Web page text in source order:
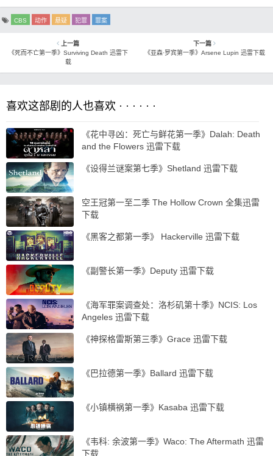
CBS 动作 悬疑 犯罪 罪案
上一篇
《死而不亡第一季》Surviving Death 迅雷下
载
下一篇
《亚森·罗宾第一季》Arsene Lupin 迅雷下载
喜欢这部剧的人也喜欢 · · · · · ·
《花中寻凶：死亡与鲜花第一季》Dalah: Death
and the Flowers 迅雷下载
《设得兰谜案第七季》Shetland 迅雷下载
空王冠第一至二季 The Hollow Crown 全集迅雷
下载
《黑客之都第一季》 Hackerville 迅雷下载
《副警长第一季》Deputy 迅雷下载
《海军罪案调查处：洛杉矶第十季》NCIS: Los
Angeles 迅雷下载
《神探格雷斯第三季》Grace 迅雷下载
《巴拉德第一季》Ballard 迅雷下载
《小镇横祸第一季》Kasaba 迅雷下载
《韦科: 余波第一季》Waco: The Aftermath 迅雷
下载